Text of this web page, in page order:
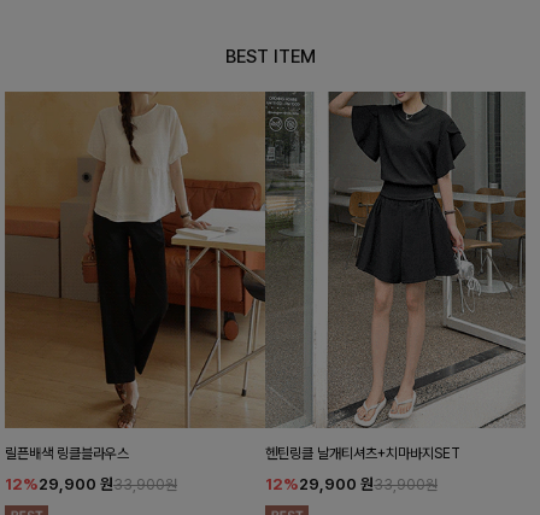
BEST ITEM
릴픈배색 링클블라우스
12%29,900 원33,900원
헨틴링클 날개티셔츠+치마바지SET
12%29,900 원33,900원